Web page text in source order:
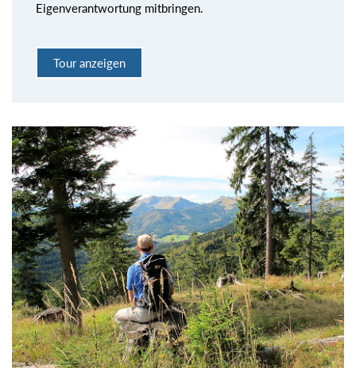
Eigenverantwortung mitbringen.
Tour anzeigen